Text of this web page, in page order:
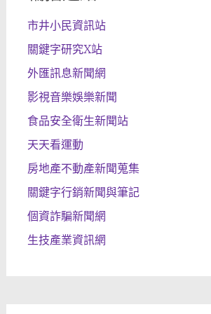
市井小民資訊站
關鍵字研究X站
外匯訊息新聞網
影視音樂娛樂新聞
食品安全衛生新聞站
天天看運動
房地產不動產新聞蒐集
關鍵字行銷新聞與筆記
個資詐騙新聞網
生技產業資訊網